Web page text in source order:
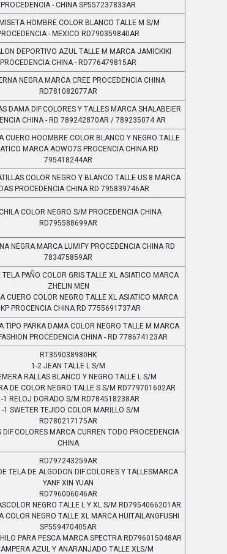
PROCEDENCIA - CHINA SP557237833AR
HOMBRE COLOR BLANCO TALLE M S/M
- MEXICO RD790359840AR
DEPORTIVO AZUL TALLE M MARCA JAMICKIKI
PROCEDENCIA CHINA - RD776479815AR
NEGRA MARCA CREE PROCEDENCIA CHINA
RD781082077AR
DAMA DIF.COLORES Y TALLES MARCA SHALABEIER
CHINA - RD 789242870AR / 789235074 AR
CUERO HOOMBRE COLOR BLANCO Y NEGRO TALLE
MARCA AOWO7S PROCENCIA CHINA RD
795418244AR
COLOR NEGRO Y BLANCO TALLE US 8 MARCA
PROCEDENCIA CHINA RD 795839746AR
COLOR NEGRO S/M PROCEDENCIA CHINA
RD795588699AR
NEGRA MARCA LUMIFY PROCEDENCIA CHINA RD
783475859AR
TELA PAÑO COLOR GRIS TALLE XL ASIATICO MARCA
ZHELIN MEN
CUERO COLOR NEGRO TALLE XL ASIATICO MARCA
PROCENCIA CHINA RD 7755691737AR
TIPO PARKA DAMA COLOR NEGRO TALLE M MARCA
PROCEDENCIA CHINA - RD 778674123AR
RT359038980HK
1-2 JEAN TALLE L S/M
RALLAS BLANCO Y NEGRO TALLE L S/M
DE COLOR NEGRO TALLE S S/M RD779701602AR
1 RELOJ DORADO S/M RD784518238AR
1 SWETER TEJIDO COLOR MARILLO S/M
RD780217175AR
DIF.COLORES MARCA CURREN TODO PROCEDENCIA
CHINA
RD797243259AR
TELA DE ALGODON DIF.COLORES Y TALLESMARCA
YANF XIN YUAN
RD796006046AR
NEGRO TALLE L Y XL S/M RD7954066201AR
COLOR NEGRO TALLE XL MARCA HUITAILANGFUSHI
SP559470405AR
PARA PESCA MARCA SPECTRA RD796015048AR
AZUL Y ANARANJADO TALLE XLS/M